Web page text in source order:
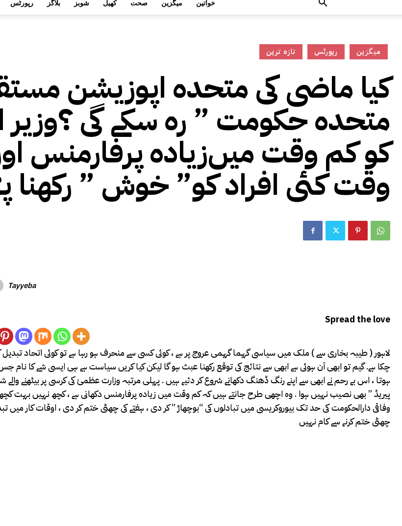
رپورٹس بلاگز شوبز کھیل صحت میگزین خواتین
تازہ ترین رپورٹس میگزین
کیا ماضی کی متحدہ اپوزیشن
متحدہ حکومت ” رہ سکے گی
کو کم وقت میں‌زیادہ پرفارمنس
وقت کئی افراد کو” خوش ” رکھنا
Tayyeba
Spread the love
لاہور ( طیبہ بخاری سے ) ملک میں سیاسی گہما گہمی عروج پر ہے ، کوئی کسی سے منحرف ہو رہا ہے تو کوئی اتحاد تبدیل کر
چکا ہے. گیم تو ابھی آن ہوئی ہے ابھی سے نتائج کی توقع رکھنا عبث ہو گا لیکن کیا کریں سیاست ہے ہی ایسی شے کا نام
ہوتا ، اس بے رحم نے ابھی سے اپنے رنگ ڈھنگ دکھانے شروع کر دئیے ہیں . پہلی مرتبہ وزارت عظمیٰ کی کرسی پر بیٹھنے
پیریڈ ” بھی نصیب نہیں ہوا . وہ اچھی طرح جانتے ہیں کہ کم وقت میں زیادہ پرفارمنس دکھانی ہے ، کچھ نہیں بہت کچھ
وفاقی دارالحکومت کی حد تک بیوروکریسی میں تبادلوں کی “بوچھاڑ ” کر دی ، ہفتے کی چھٹی ختم کر دی ، اوقات کار میں
چھٹی ختم کرنے سے کام نہیں